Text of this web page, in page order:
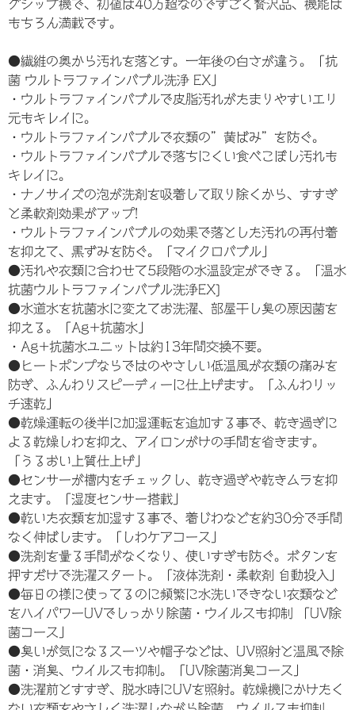
グシップ機で、初値は40万超なのですごく贅沢品、機能は
もちろん満載です。
●繊維の奥から汚れを落とす。一年後の白さが違う。「抗
菌 ウルトラファインバブル洗浄 EX」
・ウルトラファインバブルで皮脂汚れがたまりやすいエリ
元もキレイに。
・ウルトラファインバブルで衣類の”黄ばみ”を防ぐ。
・ウルトラファインバブルで落ちにくい食べこぼし汚れも
キレイに。
・ナノサイズの泡が洗剤を吸着して取り除くから、すすぎ
と柔軟剤効果がアップ!
・ウルトラファインバブルの効果で落とした汚れの再付着
を抑えて、黒ずみを防ぐ。「マイクロバブル」
●汚れや衣類に合わせて5段階の水温設定ができる。「温水
抗菌ウルトラファインバブル洗浄EX]
●水道水を抗菌水に変えてお洗濯、部屋干し臭の原因菌を
抑える。「Ag+抗菌水」
・Ag+抗菌水ユニットは約13年間交換不要。
●ヒートポンプならではのやさしい低温風が衣類の痛みを
防ぎ、ふんわりスピーディーに仕上げます。「ふんわリッ
チ速乾」
●乾燥運転の後半に加湿運転を追加する事で、乾き過ぎに
よる乾燥しわを抑え、アイロンがけの手間を省きます。
「うるおい上質仕上げ」
●センサーが槽内をチェックし、乾き過ぎや乾きムラを抑
えます。「湿度センサー搭載」
●乾いた衣類を加湿する事で、着じわなどを約30分で手間
なく伸ばします。「しわケアコース」
●洗剤を量る手間がなくなり、使いすぎも防ぐ。ボタンを
押すだけで洗濯スタート。「液体洗剤・柔軟剤 自動投入」
●毎日の様に使ってるのに頻繁に水洗いできない衣類など
をハイパワーUVでしっかり除菌・ウイルスも抑制 「UV除
菌コース」
●臭いが気になるスーツや帽子などは、UV照射と温風で除
菌・消臭、ウイルスも抑制。「UV除菌消臭コース」
●洗濯前とすすぎ、脱水時にUVを照射。乾燥機にかけたく